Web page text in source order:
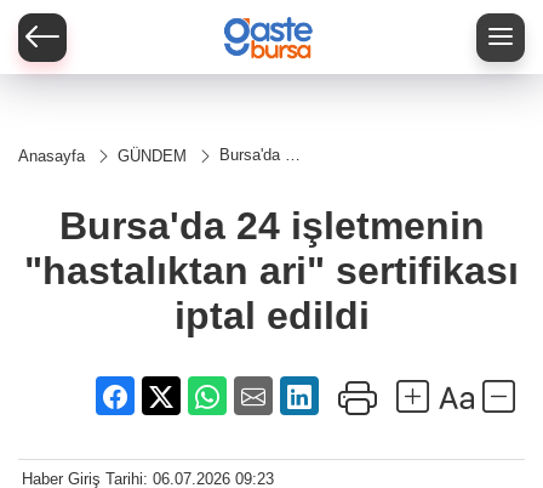
Anasayfa GÜNDEM
Bursa'da 24
ari"
sertifikası
Bursa'da 24 işletmenin
"hastalıktan ari" sertifikası
iptal edildi
Haber Giriş Tarihi: 06.07.2026 09:23